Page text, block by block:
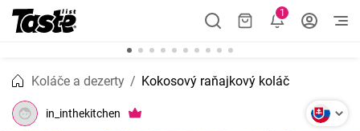
1
Koláče a dezerty Kokosový raňajkový koláč
in_inthekitchen